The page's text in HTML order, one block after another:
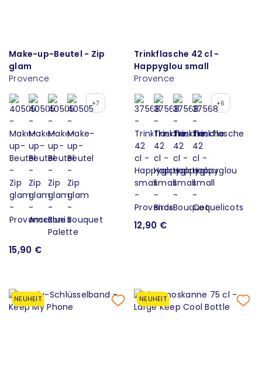
Make-up-Beutel - Zip
glam
Provence
+7
15,90 €
Trinkflasche 42 cl -
Happyglou small
Provence
+6
12,90 €
NEUHEIT NEUHEIT